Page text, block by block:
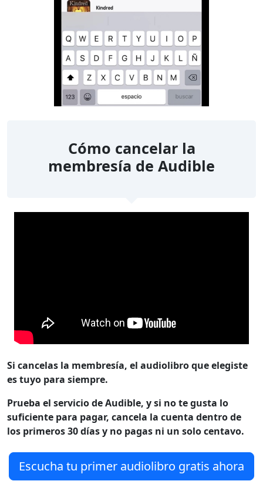
Cómo cancelar la
membresía de Audible
Si cancelas la membresía, el audiolibro que elegiste
es tuyo para siempre.
Prueba el servicio de Audible, y si no te gusta lo
suficiente para pagar, cancela la cuenta dentro de
los primeros 30 días y no pagas ni un solo centavo.
Escucha tu primer audiolibro gratis ahora